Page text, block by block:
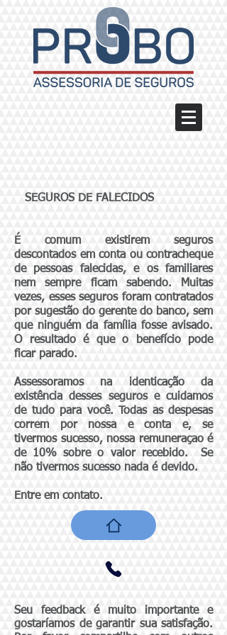
SEGUROS DE FALECIDOS
É comum existirem seguros
descontados em conta ou contracheque
de pessoas falecidas, e os familiares
nem sempre ficam sabendo. Muitas
vezes, esses seguros foram contratados
por sugestão do gerente do banco, sem
que ninguém da família fosse avisado.
O resultado é que o benefício pode
ficar parado.
Assessoramos na identicação da
existência desses seguros e cuidamos
de tudo para você. Todas as despesas
correm por nossa e conta e, se
tivermos sucesso, nossa remuneraçao é
de 10% sobre o valor recebido. Se
não tivermos sucesso nada é devido.
Entre em contato.
Seu feedback é muito importante e
gostaríamos de garantir sua satisfação.